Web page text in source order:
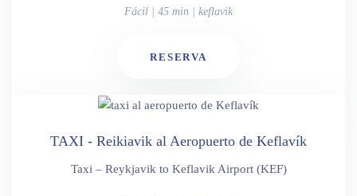
Fácil | 45 min | keflavik
RESERVA
TAXI - Reikiavik al Aeropuerto de Keflavík
Taxi – Reykjavik to Keflavik Airport (KEF)